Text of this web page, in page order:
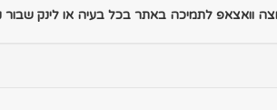
וואצאפ לתמיכה באתר בכל בעיה או לינק שבור